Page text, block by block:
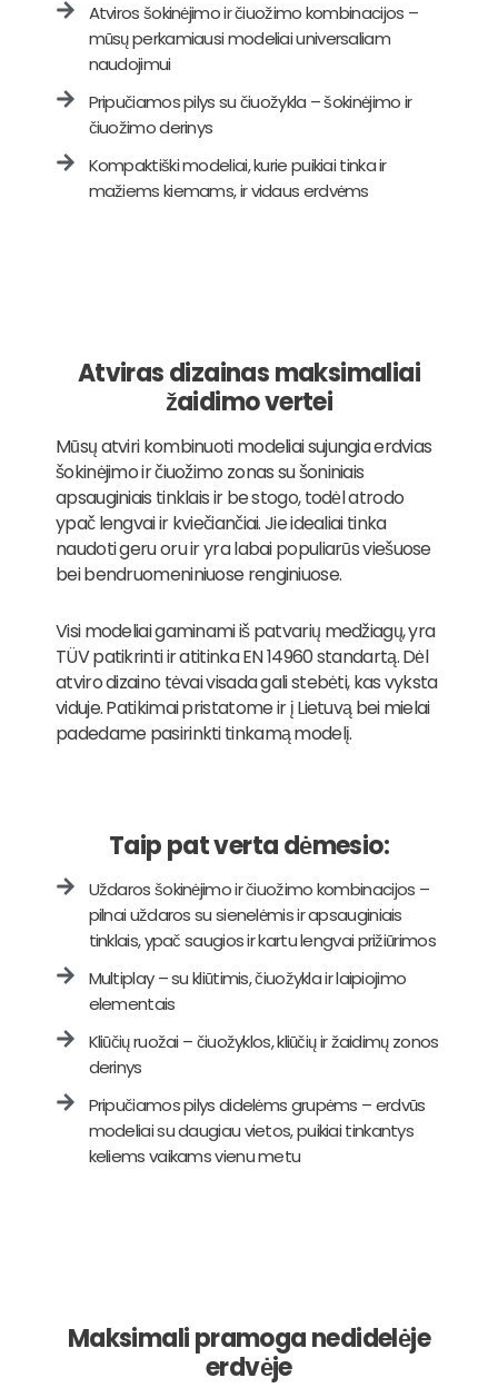
Atviros šokinėjimo ir čiuožimo kombinacijos –
mūsų perkamiausi modeliai universaliam
naudojimui
Pripučiamos pilys su čiuožykla – šokinėjimo ir
čiuožimo derinys
Kompaktiški modeliai, kurie puikiai tinka ir
mažiems kiemams, ir vidaus erdvėms
Atviras dizainas maksimaliai
žaidimo vertei
Mūsų atviri kombinuoti modeliai sujungia erdvias
šokinėjimo ir čiuožimo zonas su šoniniais
apsauginiais tinklais ir be stogo, todėl atrodo
ypač lengvai ir kviečiančiai. Jie idealiai tinka
naudoti geru oru ir yra labai populiarūs viešuose
bei bendruomeniniuose renginiuose.
Visi modeliai gaminami iš patvarių medžiagų, yra
TÜV patikrinti ir atitinka EN 14960 standartą. Dėl
atviro dizaino tėvai visada gali stebėti, kas vyksta
viduje. Patikimai pristatome ir į Lietuvą bei mielai
padedame pasirinkti tinkamą modelį.
Taip pat verta dėmesio:
Uždaros šokinėjimo ir čiuožimo kombinacijos –
pilnai uždaros su sienelėmis ir apsauginiais
tinklais, ypač saugios ir kartu lengvai prižiūrimos
Multiplay – su kliūtimis, čiuožykla ir laipiojimo
elementais
Kliūčių ruožai – čiuožyklos, kliūčių ir žaidimų zonos
derinys
Pripučiamos pilys didelėms grupėms – erdvūs
modeliai su daugiau vietos, puikiai tinkantys
keliems vaikams vienu metu
Maksimali pramoga nedidelėje
erdvėje